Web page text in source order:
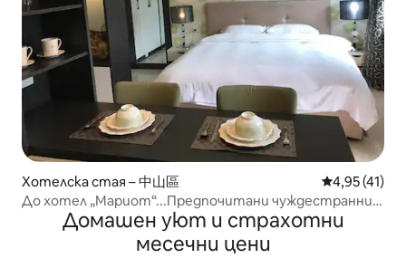
Хотелска стая – 中山區 Средна
4,95 (41)
До хотел „Мариот“...Предпочитани чуждестранни
бизнесмени
Домашен уют и страхотни
месечни цени